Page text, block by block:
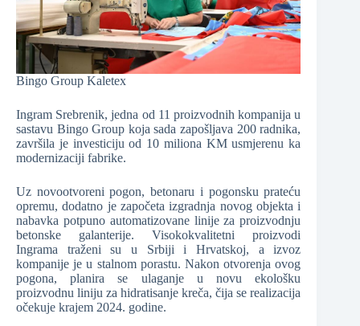
Bingo Group Kaletex
Ingram Srebrenik, jedna od 11 proizvodnih kompanija u
sastavu Bingo Group koja sada zapošljava 200 radnika,
završila je investiciju od 10 miliona KM usmjerenu ka
modernizaciji fabrike.
Uz novootvoreni pogon, betonaru i pogonsku prateću
opremu, dodatno je započeta izgradnja novog objekta i
nabavka potpuno automatizovane linije za proizvodnju
betonske galanterije. Visokokvalitetni proizvodi
Ingrama traženi su u Srbiji i Hrvatskoj, a izvoz
kompanije je u stalnom porastu. Nakon otvorenja ovog
pogona, planira se ulaganje u novu ekološku
proizvodnu liniju za hidratisanje kreča, čija se realizacija
očekuje krajem 2024. godine.